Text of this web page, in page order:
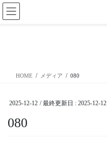
コ
ン
テ
ナ
ビ
ゲ
HOME メディア 080
2025-12-12 / 最終更新日 : 2025-12-12
080